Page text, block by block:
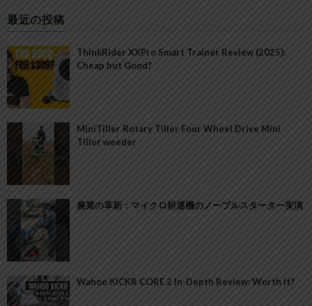
最近の投稿
ThinkRider XXPro Smart Trainer Review (2025):
Cheap but Good?
MiniTiller Rotary Tiller Four Wheel Drive Mini
Tiller weeder
農業の革新：マイクロ耕運機のノープルスターター実演
Wahoo KICKR CORE 2 In-Depth Review: Worth It?